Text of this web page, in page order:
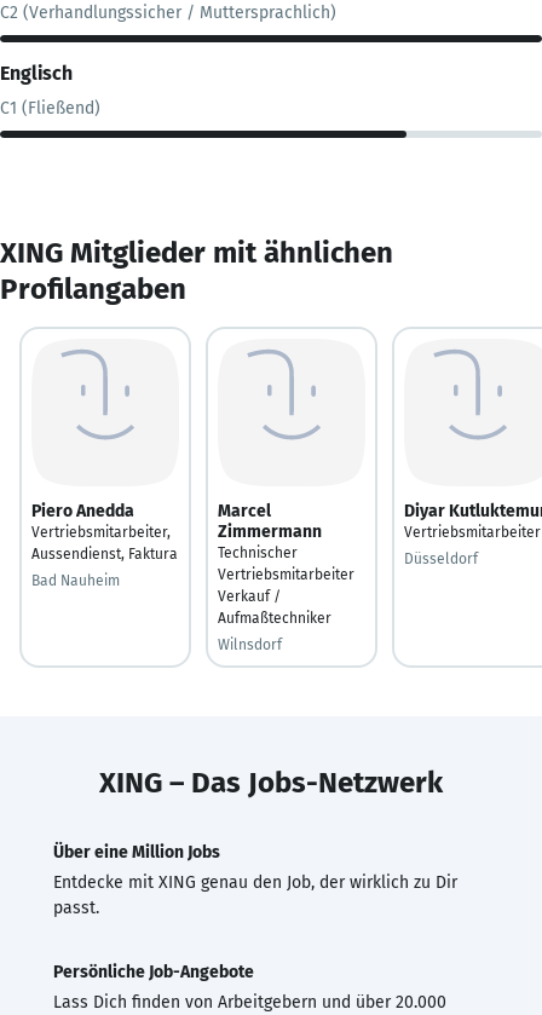
C2 (Verhandlungssicher / Muttersprachlich)
Englisch
C1 (Fließend)
XING Mitglieder mit ähnlichen
Profilangaben
Piero Anedda
Vertriebsmitarbeiter,
Aussendienst, Faktura
Bad Nauheim
Marcel
Zimmermann
Technischer
Vertriebsmitarbeiter
Verkauf /
Aufmaßtechniker
Wilnsdorf
Diyar
Vertriebsmitarbeiter
Düsseldorf
XING – Das Jobs-Netzwerk
Über eine Million Jobs
Entdecke mit XING genau den Job, der wirklich zu Dir
passt.
Persönliche Job-Angebote
Lass Dich finden von Arbeitgebern und über 20.000